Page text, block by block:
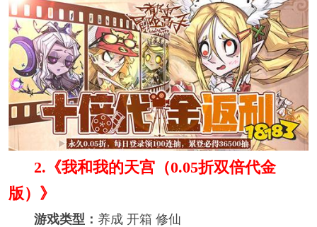
2. 《我和我的天宫（0.05折双倍代金
版）》
游戏类型： 养成 开箱 修仙